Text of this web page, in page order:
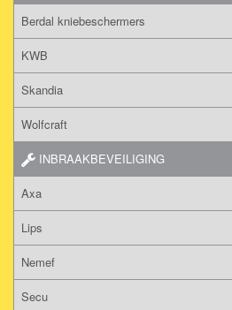
Berdal kniebeschermers
KWB
Skandia
Wolfcraft
INBRAAKBEVEILIGING
Axa
Lips
Nemef
Secu